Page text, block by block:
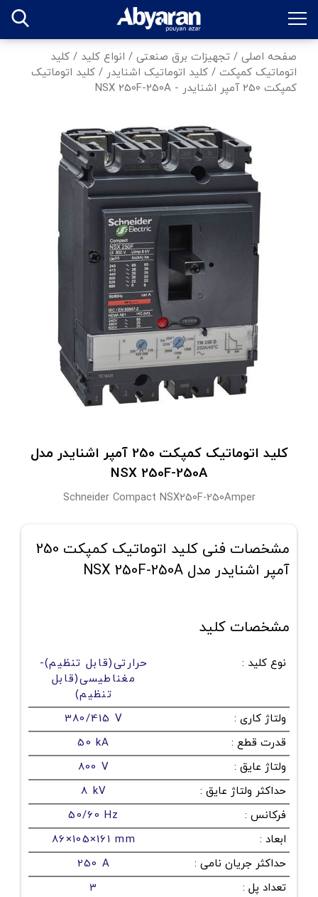
صفحه اصلی / تجهیزات برق صنعتی / انواع کلید / کلید
اتوماتیک کمپکت / کلید اتوماتیک اشنایدر / کلید اتوماتیک
کمپکت 250 آمپر اشنایدر - NSX 250F-250A
کلید اتوماتیک کمپکت 250 آمپر اشنایدر مدل
NSX 250F-250A
Schneider Compact NSX250F-250Amper
مشخصات فنی کلید اتوماتیک کمپکت 250
آمپر اشنایدر مدل NSX 250F-250A
مشخصات کلید
نوع کلید :
حرارتی(قابل تنظیم)-
مغناطیسی(قابل
تنظیم)
ولتاژ کاری :
380/415 V
قدرت قطع :
50 kA
ولتاژ عایق :
800 V
حداکثر ولتاژ عایق :
8 kV
فرکانس :
50/60 Hz
ابعاد :
86×105×161 mm
حداکثر جریان نامی :
250 A
تعداد پل :
3